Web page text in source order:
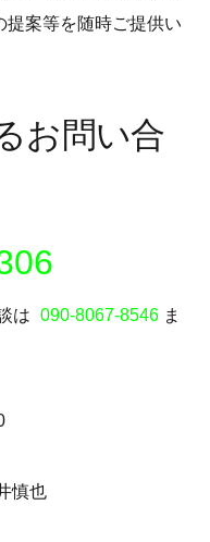
案等を随時ご提供い
お問い合
談は090-8067-8546 ま
慎也